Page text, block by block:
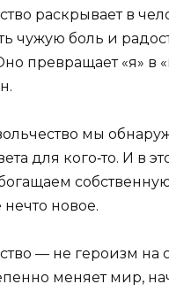
раскрывает в
чужую боль и
превращает «я» в
мы
для кого‑то. И в
новое.
— не героизм на
меняет мир,